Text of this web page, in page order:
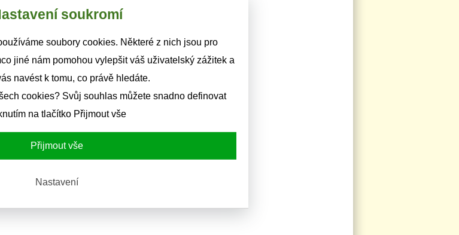
soukromí
soubory cookies. Některé z nich jsou pro
jiné nám pomohou vylepšit váš uživatelský zážitek a
navést k tomu, co právě hledáte.
cookies? Svůj souhlas můžete snadno definovat
na tlačítko Přijmout vše
Přijmout vše
Nastavení